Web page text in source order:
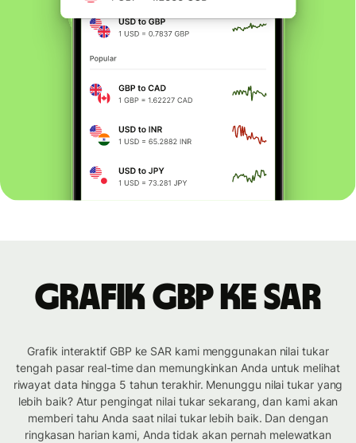
Grafik GBP ke SAR
Grafik interaktif GBP ke SAR kami menggunakan nilai tukar
tengah pasar real-time dan memungkinkan Anda untuk melihat
riwayat data hingga 5 tahun terakhir. Menunggu nilai tukar yang
lebih baik? Atur pengingat nilai tukar sekarang, dan kami akan
memberi tahu Anda saat nilai tukar lebih baik. Dan dengan
ringkasan harian kami, Anda tidak akan pernah melewatkan